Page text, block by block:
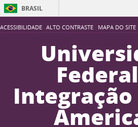
ACESSIBILIDADE ALTO CONTRASTE MAPA DO SITE
BRASIL